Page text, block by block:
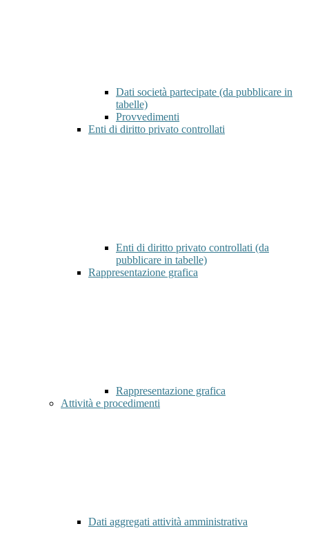
Dati società partecipate (da pubblicare in
tabelle)
Provvedimenti
Enti di diritto privato controllati
Enti di diritto privato controllati (da
pubblicare in tabelle)
Rappresentazione grafica
Rappresentazione grafica
Attività e procedimenti
Dati aggregati attività amministrativa